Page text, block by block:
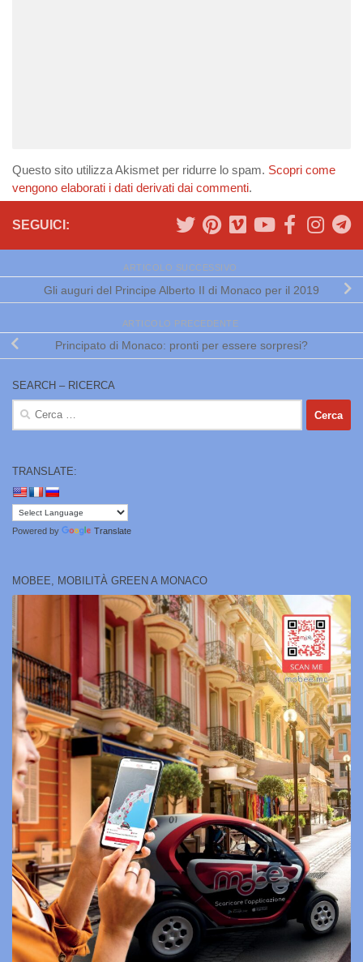
Questo sito utilizza Akismet per ridurre lo spam. Scopri come
vengono elaborati i dati derivati dai commenti.
SEGUICI:
ARTICOLO SUCCESSIVO
Gli auguri del Principe Alberto II di Monaco per il 2019
ARTICOLO PRECEDENTE
Principato di Monaco: pronti per essere sorpresi?
SEARCH – RICERCA
Ricerca
TRANSLATE:
Powered by Translate
MOBEE, MOBILITÀ GREEN A MONACO